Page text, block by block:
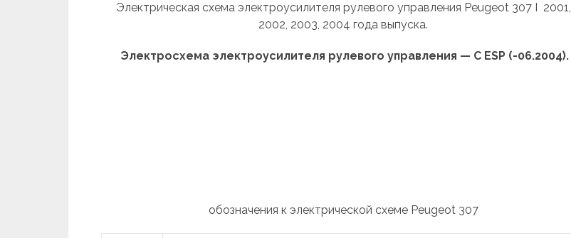
Электрическая схема электроусилителя рулевого управления Peugeot 307 I 2001,
2002, 2003, 2004 года выпуска.
Электросхема электроусилителя рулевого управления — С ESP (-06.2004).
обозначения к электрической схеме Peugeot 307